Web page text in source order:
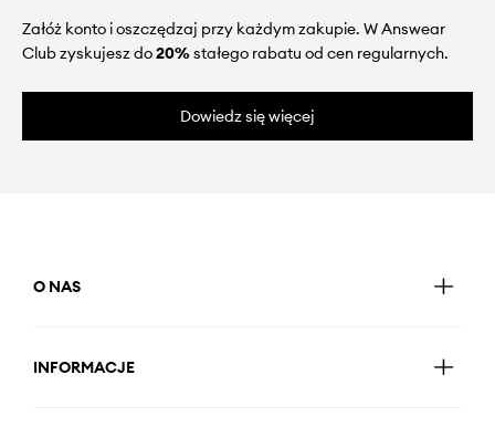
Załóż konto i oszczędzaj przy każdym zakupie. W Answear
Club zyskujesz do20%stałego rabatu od cen regularnych.
Dowiedz się więcej
O NAS
INFORMACJE